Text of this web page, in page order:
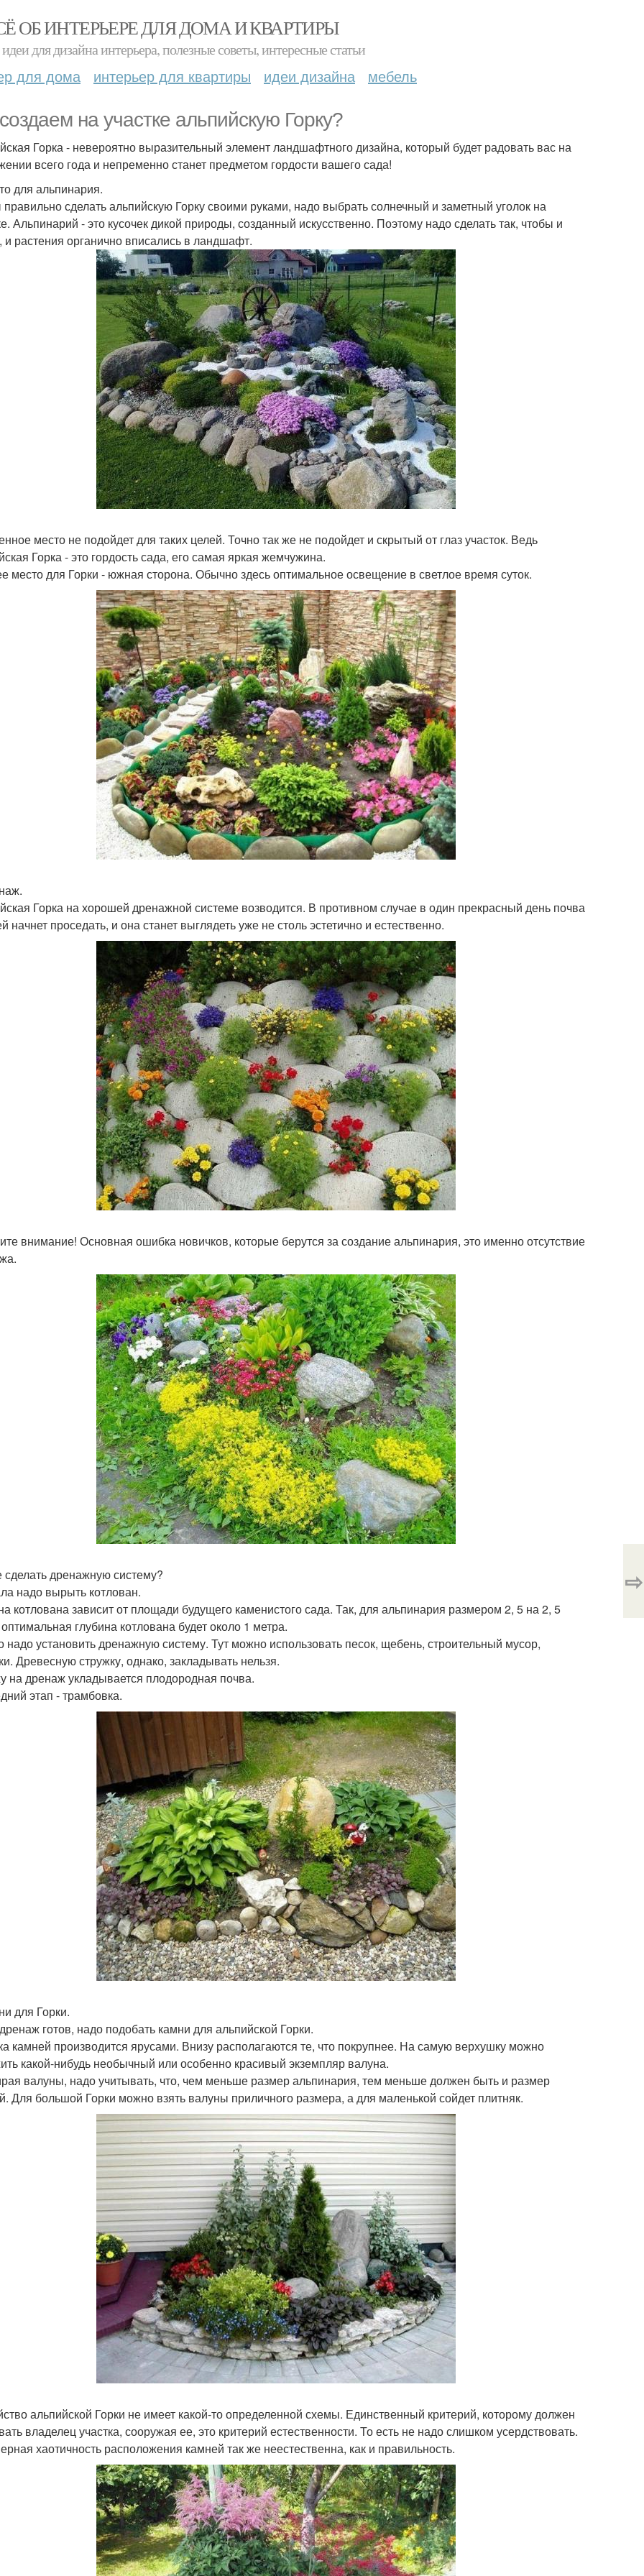
ОБ ИНТЕРЬЕРЕ ДЛЯ ДОМА И КВАРТИРЫ
для дизайна интерьера, полезные советы, интересные статьи
для дома интерьер для квартиры идеи дизайна мебель
на участке альпийскую Горку?
Горка - невероятно выразительный элемент ландшафтного дизайна, который будет радовать вас на
всего года и непременно станет предметом гордости вашего сада!
для альпинария.
сделать альпийскую Горку своими руками, надо выбрать солнечный и заметный уголок на
Альпинарий - это кусочек дикой природы, созданный искусственно. Поэтому надо сделать так, чтобы и
и растения органично вписались в ландшафт.
место не подойдет для таких целей. Точно так же не подойдет и скрытый от глаз участок. Ведь
Горка - это гордость сада, его самая яркая жемчужина.
место для Горки - южная сторона. Обычно здесь оптимальное освещение в светлое время суток.
Горка на хорошей дренажной системе возводится. В противном случае в один прекрасный день почва
начнет проседать, и она станет выглядеть уже не столь эстетично и естественно.
внимание! Основная ошибка новичков, которые берутся за создание альпинария, это именно отсутствие
сделать дренажную систему?
надо вырыть котлован.
котлована зависит от площади будущего каменистого сада. Так, для альпинария размером 2, 5 на 2, 5
глубина котлована будет около 1 метра.
надо установить дренажную систему. Тут можно использовать песок, щебень, строительный мусор,
Древесную стружку, однако, закладывать нельзя.
на дренаж укладывается плодородная почва.
этап - трамбовка.
для Горки.
готов, надо подобать камни для альпийской Горки.
камней производится ярусами. Внизу располагаются те, что покрупнее. На самую верхушку можно
какой-нибудь необычный или особенно красивый экземпляр валуна.
валуны, надо учитывать, что, чем меньше размер альпинария, тем меньше должен быть и размер
Для большой Горки можно взять валуны приличного размера, а для маленькой сойдет плитняк.
альпийской Горки не имеет какой-то определенной схемы. Единственный критерий, которому должен
владелец участка, сооружая ее, это критерий естественности. То есть не надо слишком усердствовать.
хаотичность расположения камней так же неестественна, как и правильность.
⇨